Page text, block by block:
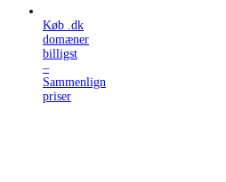
Køb .dk
domæner
billigst
–
Sammenlign
priser